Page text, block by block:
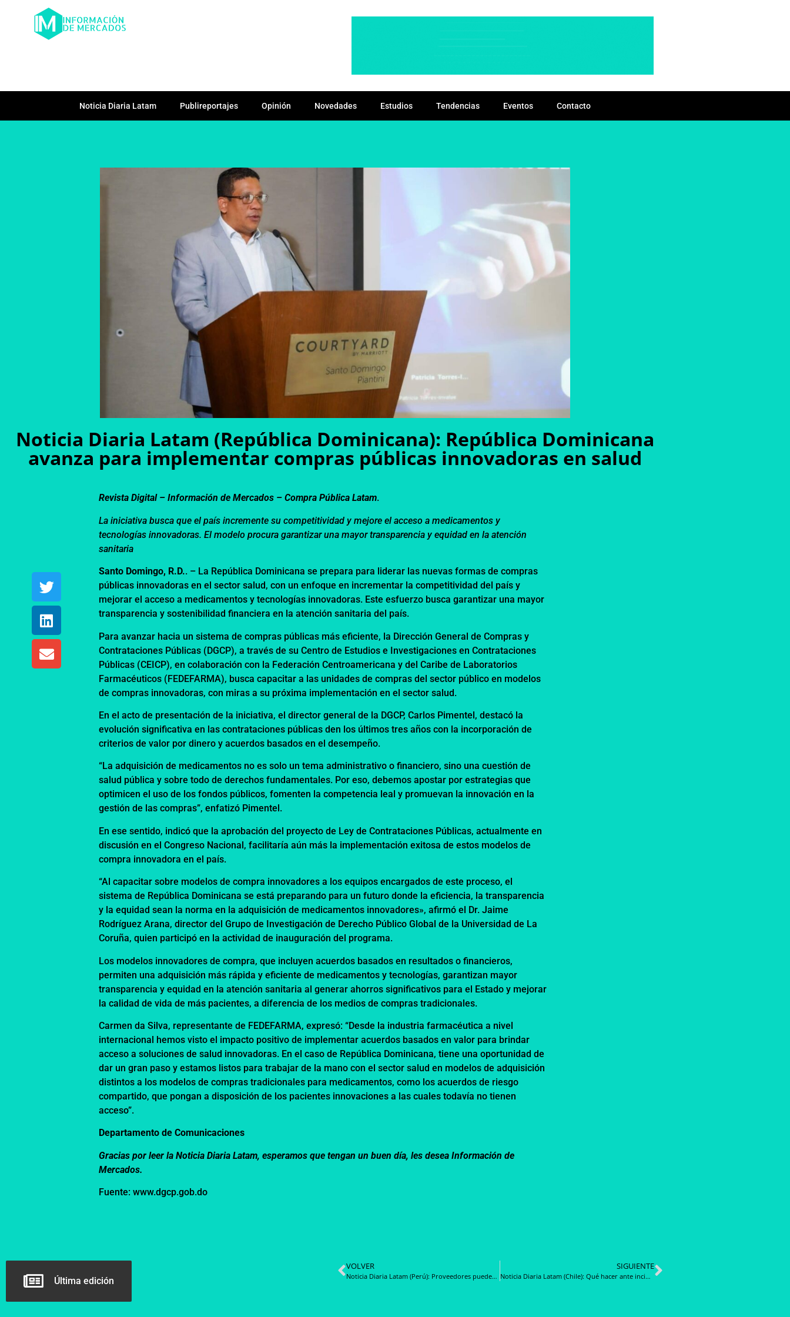
Noticia Diaria Latam Publireportajes Opinión Novedades Estudios Tendencias Eventos Contacto
Noticia Diaria Latam (República Dominicana): República Dominicana
avanza para implementar compras públicas innovadoras en salud
Revista Digital – Información de Mercados –Compra Pública Latam.
La iniciativa busca que el país incremente su competitividad y mejore el acceso a medicamentos y
tecnologías innovadoras. El modelo procura garantizar una mayor transparencia y equidad en la atención
sanitaria
Santo Domingo, R.D.. – La República Dominicana se prepara para liderar las nuevas formas de compras
públicas innovadoras en el sector salud, con un enfoque en incrementar la competitividad del país y
mejorar el acceso a medicamentos y tecnologías innovadoras. Este esfuerzo busca garantizar una mayor
transparencia y sostenibilidad financiera en la atención sanitaria del país.
Para avanzar hacia un sistema de compras públicas más eficiente, la Dirección General de Compras y
Contrataciones Públicas (DGCP), a través de su Centro de Estudios e Investigaciones en Contrataciones
Públicas (CEICP), en colaboración con la Federación Centroamericana y del Caribe de Laboratorios
Farmacéuticos (FEDEFARMA), busca capacitar a las unidades de compras del sector público en modelos
de compras innovadoras, con miras a su próxima implementación en el sector salud.
En el acto de presentación de la iniciativa, el director general de la DGCP, Carlos Pimentel, destacó la
evolución significativa en las contrataciones públicas den los últimos tres años con la incorporación de
criterios de valor por dinero y acuerdos basados en el desempeño.
“La adquisición de medicamentos no es solo un tema administrativo o financiero, sino una cuestión de
salud pública y sobre todo de derechos fundamentales. Por eso, debemos apostar por estrategias que
optimicen el uso de los fondos públicos, fomenten la competencia leal y promuevan la innovación en la
gestión de las compras”, enfatizó Pimentel.
En ese sentido, indicó que la aprobación del proyecto de Ley de Contrataciones Públicas, actualmente en
discusión en el Congreso Nacional, facilitaría aún más la implementación exitosa de estos modelos de
compra innovadora en el país.
“Al capacitar sobre modelos de compra innovadores a los equipos encargados de este proceso, el
sistema de República Dominicana se está preparando para un futuro donde la eficiencia, la transparencia
y la equidad sean la norma en la adquisición de medicamentos innovadores», afirmó el Dr. Jaime
Rodríguez Arana, director del Grupo de Investigación de Derecho Público Global de la Universidad de La
Coruña, quien participó en la actividad de inauguración del programa.
Los modelos innovadores de compra, que incluyen acuerdos basados en resultados o financieros,
permiten una adquisición más rápida y eficiente de medicamentos y tecnologías, garantizan mayor
transparencia y equidad en la atención sanitaria al generar ahorros significativos para el Estado y mejorar
la calidad de vida de más pacientes, a diferencia de los medios de compras tradicionales.
Carmen da Silva, representante de FEDEFARMA, expresó: “Desde la industria farmacéutica a nivel
internacional hemos visto el impacto positivo de implementar acuerdos basados en valor para brindar
acceso a soluciones de salud innovadoras. En el caso de República Dominicana, tiene una oportunidad de
dar un gran paso y estamos listos para trabajar de la mano con el sector salud en modelos de adquisición
distintos a los modelos de compras tradicionales para medicamentos, como los acuerdos de riesgo
compartido, que pongan a disposición de los pacientes innovaciones a las cuales todavía no tienen
acceso”.
Departamento de Comunicaciones
Gracias por leer la Noticia Diaria Latam, esperamos que tengan un buen día, les desea Información de
Mercados.
Fuente:www.dgcp.gob.do
Última edición
VOLVER
Noticia Diaria Latam (Perú): Proveedores pueden renovar en los Catálogos Electrónicos
SIGUIENTE
Noticia Diaria Latam (Chile): Qué hacer ante incidencia en módulo de solicitudes de audiencia de la plataforma de lobby